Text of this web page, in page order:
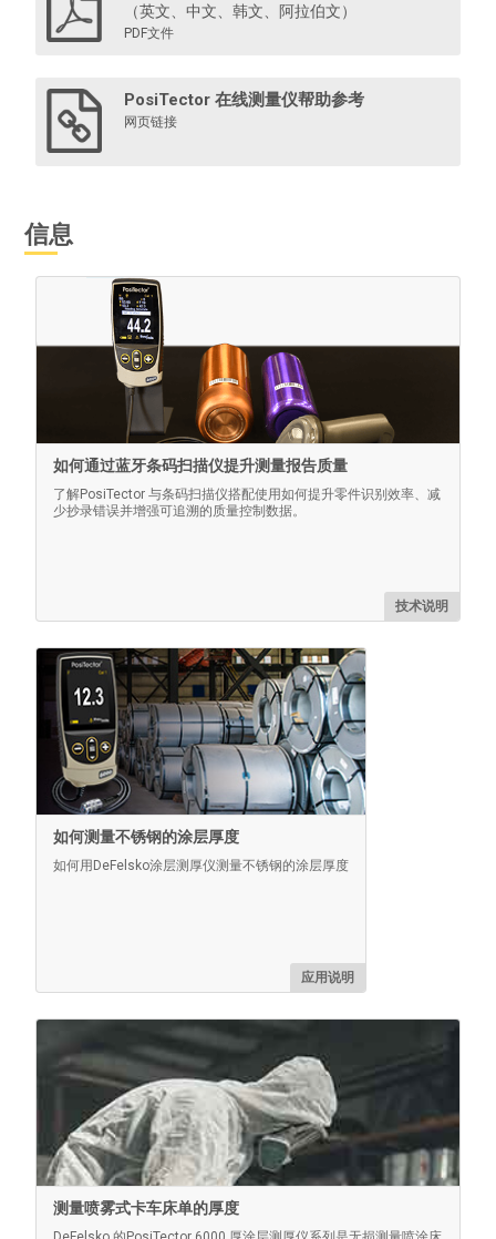
认证的厚度标准
验证涂层测厚仪的精度/操作。满足ISO/QS-9000和内部质
量控制要求的重要组成部分，其测量精度可追溯至NIST或
了解更多
PosiTector 箱子
方便的硬壳箱，可携带PosiTector 量具机身和多个探头
经认证的塑料垫片
（英文、中文、韩文、阿拉伯文）
PDF文件
PosiTector 在线测量仪帮助参考
网页链接
信息
如何通过蓝牙条码扫描仪提升测量报告质量
了解PosiTector 与条码扫描仪搭配使用如何提升零件识别效率、减
少抄录错误并增强可追溯的质量控制数据。
技术说明
如何测量不锈钢的涂层厚度
如何用DeFelsko涂层测厚仪测量不锈钢的涂层厚度
应用说明
测量喷雾式卡车床单的厚度